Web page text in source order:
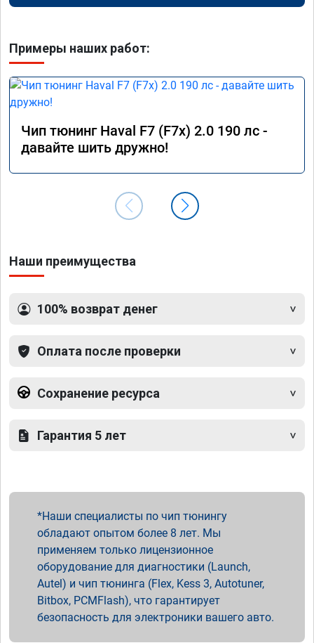
Примеры наших работ:
Чип тюнинг Haval F7 (F7x) 2.0 190 лс -
давайте шить дружно!
Наши преимущества
100% возврат денег
Оплата после проверки
Сохранение ресурса
Гарантия 5 лет
Наши специалисты по чип тюнингу
обладают опытом более 8 лет. Мы
применяем только лицензионное
оборудование для диагностики (Launch,
Autel) и чип тюнинга (Flex, Kess 3, Autotuner,
Bitbox, PCMFlash), что гарантирует
безопасность для электроники вашего авто.